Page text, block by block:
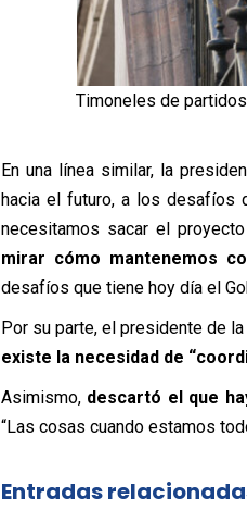
Timoneles de
En una línea similar, la
hacia el futuro, a los desafíos
necesitamos sacar el
mirar cómo mantenemos
desafíos que tiene hoy día el
Por su parte, el presidente de la
existe la necesidad de
Asimismo,descartó el que
“Las cosas cuando estamos
Entradas